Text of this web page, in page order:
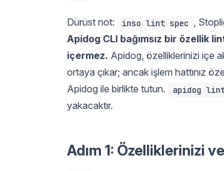
Dürüst not: inso lint spec ,
Apidog CLI bağımsız bir özellik
içermez. Apidog, özelliklerinizi içe
ortaya çıkar; ancak işlem hattınız
Apidog ile birlikte tutun.
apidog
yakacaktır.
Adım 1: Özelliklerinizi